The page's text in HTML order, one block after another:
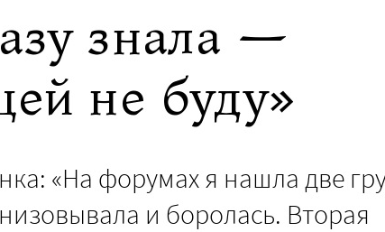
знала —
не буду»
«На форумах я нашла две
и боролась. Вторая